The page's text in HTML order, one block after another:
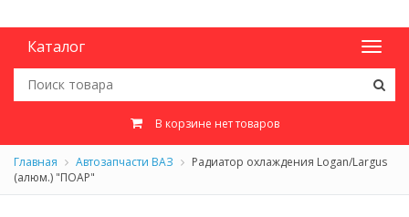
Каталог
В корзине нет товаров
Главная Автозапчасти ВАЗ
Радиатор охлаждения Logan/Largus
(алюм.) "ПОАР"